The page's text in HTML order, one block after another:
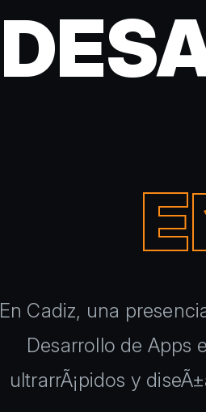
En Cadiz, una
Desarrollo de Apps
ultrarrÃ¡pidos y